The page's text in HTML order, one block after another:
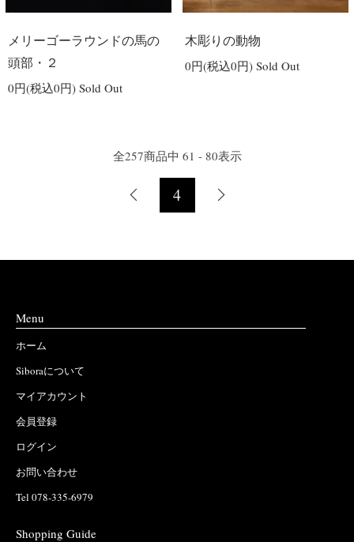
メリーゴーラウンドの馬の
頭部・２
0円(税込0円) Sold Out
木彫りの動物
0円(税込0円) Sold Out
全257商品中 61 - 80表示
4
Menu
ホーム
Siboraについて
マイアカウント
会員登録
ログイン
お問い合わせ
Tel 078-335-6979
Shopping Guide